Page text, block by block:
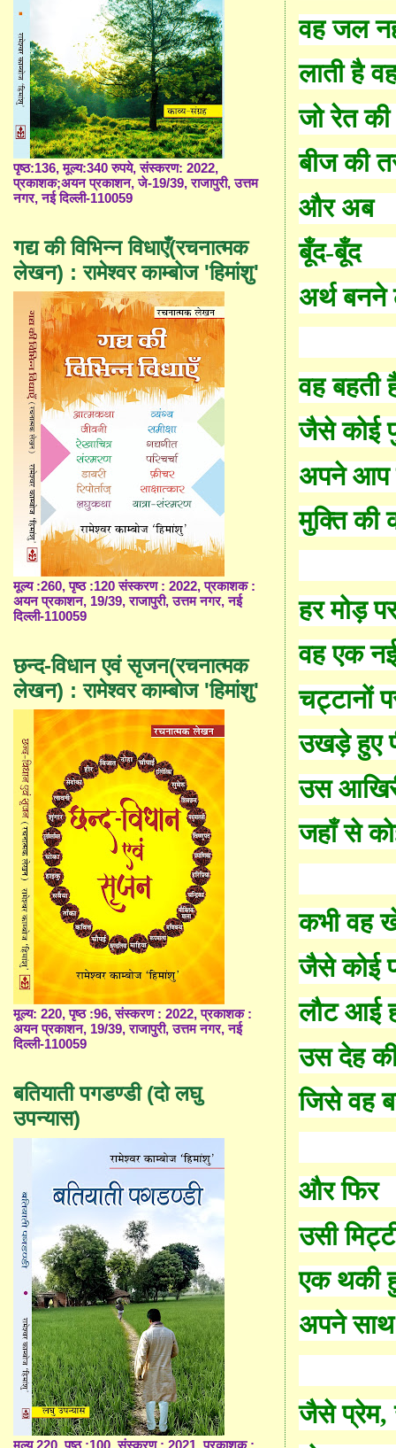
वह जल
लाती है
जो रेत की
बीज की
और अब
बूँद-बूँद
अर्थ बनने
वह बहती
जैसे कोई
अपने आप
मुक्ति की
हर मोड़
वह एक
चट्टानों
उखड़े हुए
उस
जहाँ से
कभी वह
जैसे कोई
लौट आई
उस देह
जिसे वह
और फिर
उसी
एक थकी
अपने साथ
जैसे प्रेम,
पृष्ठ:136, मूल्य:340 रुपये, संस्करण: 2022,
प्रकाशक;अयन प्रकाशन, जे-19/39, राजापुरी, उत्तम
नगर, नई दिल्ली-110059
गद्य की विभिन्न विधाएँ(रचनात्मक
लेखन) : रामेश्वर काम्बोज 'हिमांशु'
मूल्य :260, पृष्ठ :120 संस्करण : 2022, प्रकाशक :
अयन प्रकाशन, 19/39, राजापुरी, उत्तम नगर, नई
दिल्ली-110059
छन्द-विधान एवं सृजन(रचनात्मक
लेखन) : रामेश्वर काम्बोज 'हिमांशु'
मूल्य: 220, पृष्ठ :96, संस्करण : 2022, प्रकाशक :
अयन प्रकाशन, 19/39, राजापुरी, उत्तम नगर, नई
दिल्ली-110059
बतियाती पगडण्डी (दो लघु
उपन्यास)